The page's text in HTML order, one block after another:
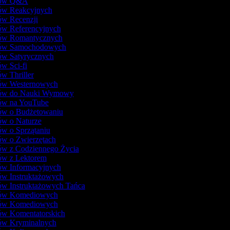
Reakcyjnych
Recenzji
Referencyjnych
Romantycznych
Samochodowych
Satyrycznych
Sci-fi
Thriller
Westernowych
do Nauki Wymowy
na YouTube
o Budżetowaniu
o Naturze
o Sprzątaniu
o Zwierzętach
z Codziennego Życia
z Lektorem
Informacyjnych
Instruktażowych
Instruktażowych Tańca
Komediowych
Komediowych
Komentatorskich
Kryminalnych